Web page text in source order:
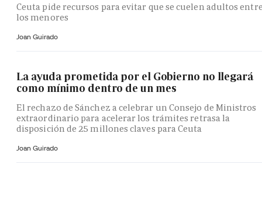
Ceuta pide recursos para evitar que se cuelen adultos
los menores
Joan Guirado
La ayuda prometida por el Gobierno no llegará
como mínimo dentro de un mes
El rechazo de Sánchez a celebrar un Consejo de Ministros
extraordinario para acelerar los trámites retrasa la
disposición de 25 millones claves para Ceuta
Joan Guirado